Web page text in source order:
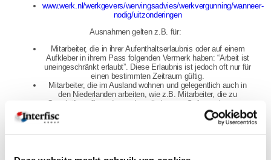
www.werk.nl/werkgevers/wervingsadvies/werkvergunning/wanneer-
nodig/uitzonderingen
Ausnahmen gelten z.B. für:
Mitarbeiter, die in ihrer Aufenthaltserlaubnis oder auf einem
Aufkleber in ihrem Pass folgenden Vermerk haben: “Arbeit ist
uneingeschränkt erlaubt”. Diese Erlaubnis ist jedoch oft nur für
einen bestimmten Zeitraum gültig.
Mitarbeiter, die im Ausland wohnen und gelegentlich auch in
den Niederlanden arbeiten, wie z.B. Mitarbeiter, die zu
Geschäftstreffen oder zur Installation von Software kommen
(außer es ist von einer strukturellen Tätigkeit die Rede, die
nacheinander von mehreren ausländischen Mitarbeitern
Scheme vorübergehend erlauben, in den Niederlanden zu